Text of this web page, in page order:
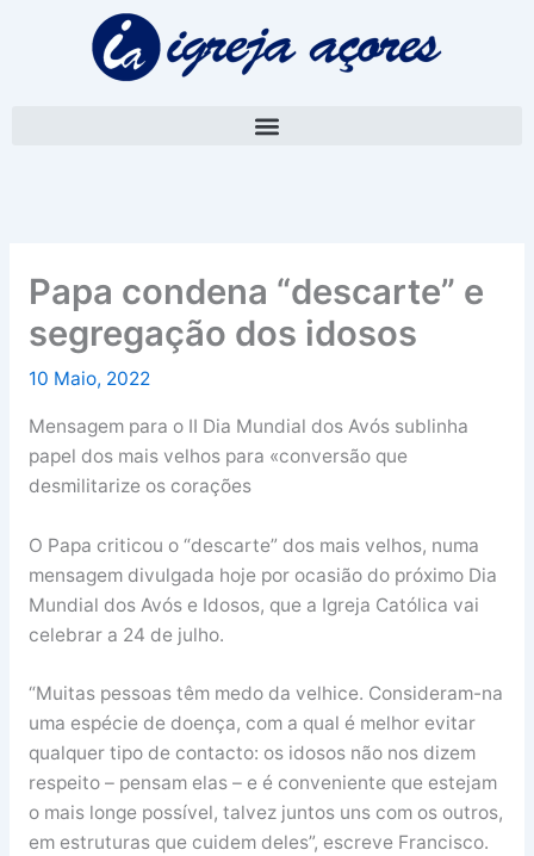
Papa condena “descarte” e
segregação dos idosos
10 Maio, 2022
Mensagem para o II Dia Mundial dos Avós sublinha
papel dos mais velhos para «conversão que
desmilitarize os corações
O Papa criticou o “descarte” dos mais velhos, numa
mensagem divulgada hoje por ocasião do próximo Dia
Mundial dos Avós e Idosos, que a Igreja Católica vai
celebrar a 24 de julho.
“Muitas pessoas têm medo da velhice. Consideram-na
uma espécie de doença, com a qual é melhor evitar
qualquer tipo de contacto: os idosos não nos dizem
respeito – pensam elas – e é conveniente que estejam
o mais longe possível, talvez juntos uns com os outros,
em estruturas que cuidem deles”, escreve Francisco.